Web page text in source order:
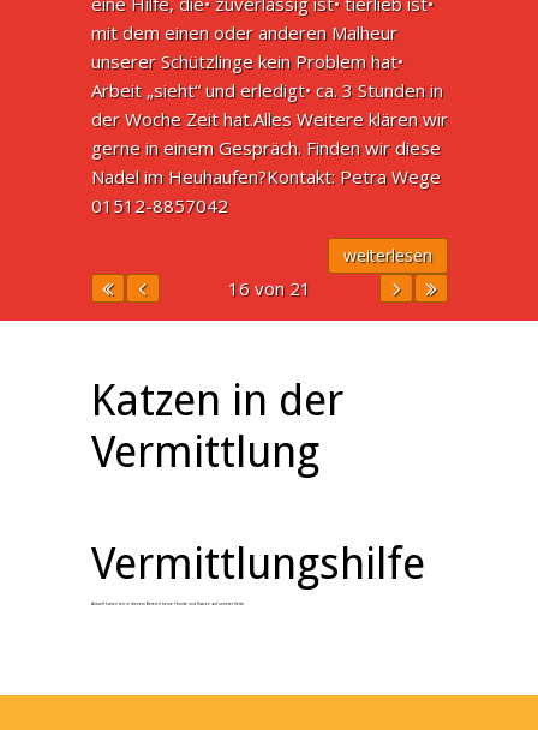
mit dem einen oder anderen Malheur
unserer Schützlinge kein Problem hat•
Arbeit „sieht“ und erledigt• ca. 3 Stunden in
der Woche Zeit hat.Alles Weitere klären wir
gerne in einem Gespräch. Finden wir diese
Nadel im Heuhaufen?Kontakt: Petra Wege
01512-8857042
weiterlesen
16 von 21
Katzen in der
Vermittlung
Vermittlungshilfe
Aktuell haben wir in diesem Bereich keine Hunde und Katzen auf unserer Seite.